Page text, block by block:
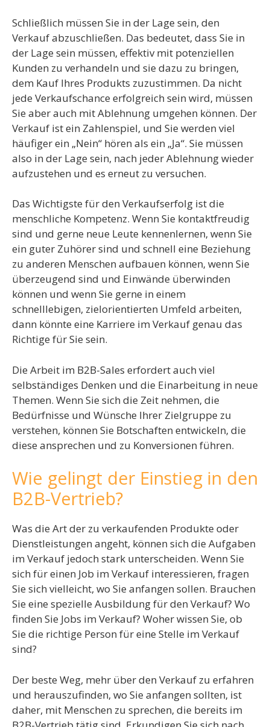
Schließlich müssen Sie in der Lage sein, den
Verkauf abzuschließen. Das bedeutet, dass Sie in
der Lage sein müssen, effektiv mit potenziellen
Kunden zu verhandeln und sie dazu zu bringen,
dem Kauf Ihres Produkts zuzustimmen. Da nicht
jede Verkaufschance erfolgreich sein wird, müssen
Sie aber auch mit Ablehnung umgehen können. Der
Verkauf ist ein Zahlenspiel, und Sie werden viel
häufiger ein „Nein“ hören als ein „Ja“. Sie müssen
also in der Lage sein, nach jeder Ablehnung wieder
aufzustehen und es erneut zu versuchen.
Das Wichtigste für den Verkaufserfolg ist die
menschliche Kompetenz. Wenn Sie kontaktfreudig
sind und gerne neue Leute kennenlernen, wenn Sie
ein guter Zuhörer sind und schnell eine Beziehung
zu anderen Menschen aufbauen können, wenn Sie
überzeugend sind und Einwände überwinden
können und wenn Sie gerne in einem
schnelllebigen, zielorientierten Umfeld arbeiten,
dann könnte eine Karriere im Verkauf genau das
Richtige für Sie sein.
Die Arbeit im B2B-Sales erfordert auch viel
selbständiges Denken und die Einarbeitung in neue
Themen. Wenn Sie sich die Zeit nehmen, die
Bedürfnisse und Wünsche Ihrer Zielgruppe zu
verstehen, können Sie Botschaften entwickeln, die
diese ansprechen und zu Konversionen führen.
Wie gelingt der Einstieg in den
B2B-Vertrieb?
Was die Art der zu verkaufenden Produkte oder
Dienstleistungen angeht, können sich die Aufgaben
im Verkauf jedoch stark unterscheiden. Wenn Sie
sich für einen Job im Verkauf interessieren, fragen
Sie sich vielleicht, wo Sie anfangen sollen. Brauchen
Sie eine spezielle Ausbildung für den Verkauf? Wo
finden Sie Jobs im Verkauf? Woher wissen Sie, ob
Sie die richtige Person für eine Stelle im Verkauf
sind?
Der beste Weg, mehr über den Verkauf zu erfahren
und herauszufinden, wo Sie anfangen sollten, ist
daher, mit Menschen zu sprechen, die bereits im